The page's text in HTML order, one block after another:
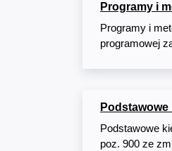
Programy i
Programy i
programowej
Podstawowe
poz. 900 ze